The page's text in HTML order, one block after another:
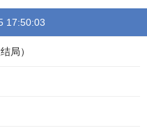
17:50:03
局）